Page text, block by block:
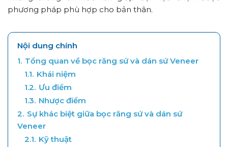
phương pháp phù hợp cho bản thân.
Nội dung chính
1. Tổng quan về bọc răng sứ và dán sứ Veneer
1.1. Khái niệm
1.2. Ưu điểm
1.3. Nhược điểm
2. Sự khác biệt giữa bọc răng sứ và dán sứ
Veneer
2.1. Kỹ thuật